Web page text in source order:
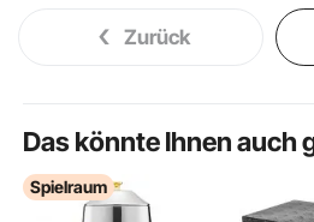
Zurück
Das könnte Ihnen auch
Spielraum